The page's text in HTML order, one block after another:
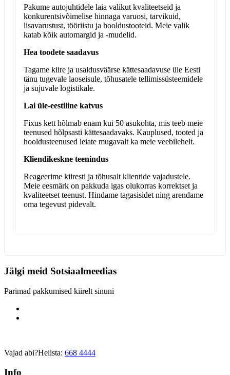
Pakume autojuhtidele laia valikut kvaliteetseid ja
konkurentsivõimelise hinnaga varuosi, tarvikuid,
lisavarustust, tööriistu ja hooldustooteid. Meie valik
katab kõik automargid ja -mudelid.
Hea toodete saadavus
Tagame kiire ja usaldusväärse kättesaadavuse üle Eesti
tänu tugevale laoseisule, tõhusatele tellimissüsteemidele
ja sujuvale logistikale.
Lai üle-eestiline katvus
Fixus kett hõlmab enam kui 50 asukohta, mis teeb meie
teenused hõlpsasti kättesaadavaks. Kauplused, tooted ja
hooldusteenused leiate mugavalt ka meie veebilehelt.
Kliendikeskne teenindus
Reageerime kiiresti ja tõhusalt klientide vajadustele.
Meie eesmärk on pakkuda igas olukorras korrektset ja
kvaliteetset teenust. Hindame tagasisidet ning arendame
oma tegevust pidevalt.
Jälgi meid Sotsiaalmeedias
Parimad pakkumised kiirelt sinuni
Vajad abi?Helista: 668 4444
Info